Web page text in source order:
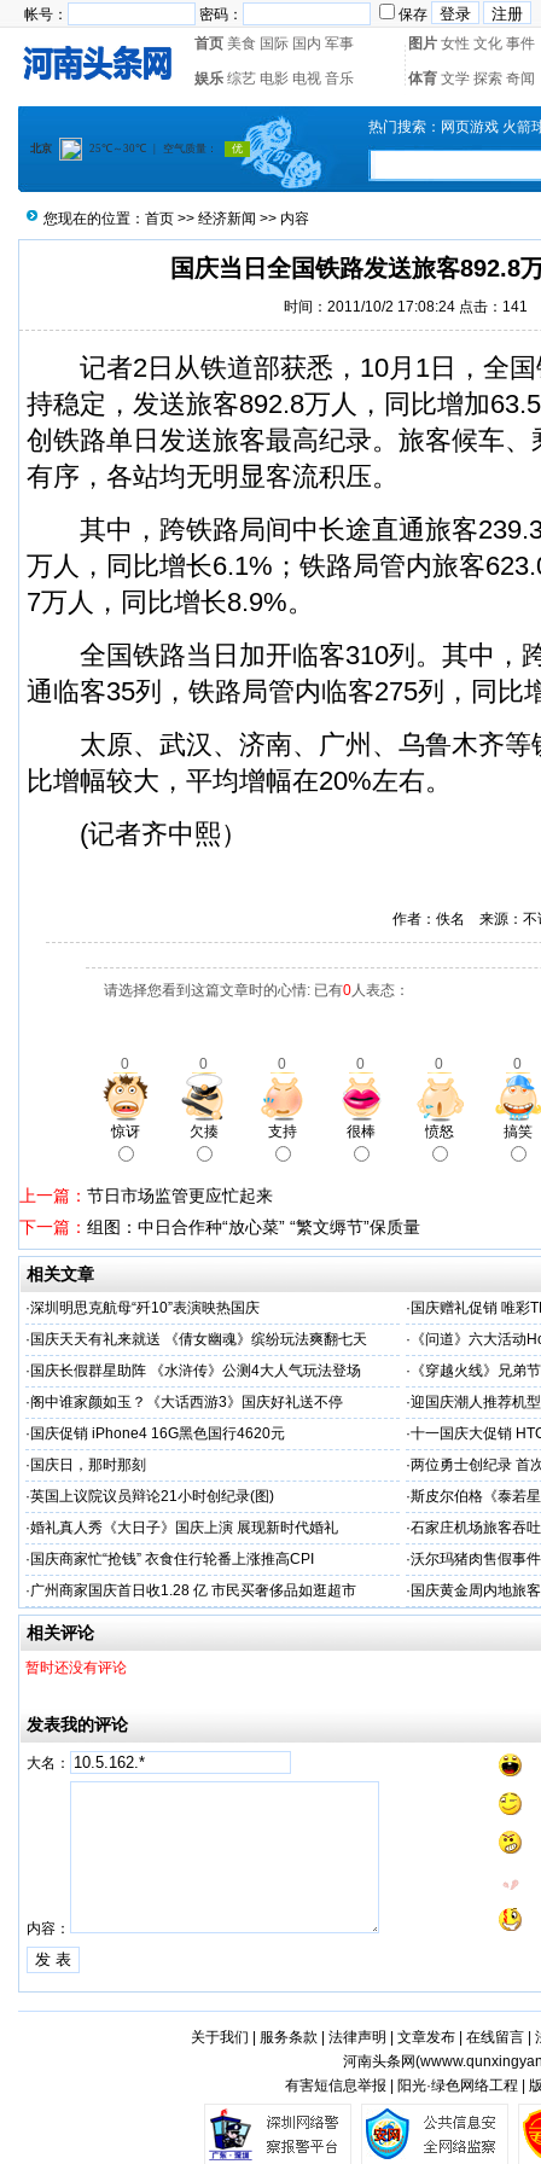
帐号： 密码：
保存
首页 美食 国际 国内 军事 图片 女性 文化 事件
娱乐 综艺 电影 电视 音乐 体育 文学 探索 奇闻
热门搜索： 网页游戏 火箭
您现在的位置： 首页 >> 经济新闻 >> 内容
国庆当日全国铁路发送旅客892.8
时间：2011/10/2 17:08:24 点击： 141
记者2日从铁道部获悉，10月1日，全国
持稳定，发送旅客892.8万人，同比增加
创铁路单日发送旅客最高纪录。旅客候车
有序，各站均无明显客流积压。
其中，跨铁路局间中长途直通旅客
万人，同比增长6.1%；铁路局管内旅客
7万人，同比增长8.9%。
全国铁路当日加开临客310列。其中，
通临客35列，铁路局管内临客275列，同比
太原、武汉、济南、广州、乌鲁木齐等
比增幅较大，平均增幅在20%左右。
(记者齐中熙）
作者：佚名 来源：
请选择您看到这篇文章时的心情: 已有0人表态：
0 0 0 0 0 0
惊讶 欠揍 支持 很棒 愤怒 搞笑
上一篇： 节日市场监管更应忙起来
下一篇： 组图：中日合作种“放心菜” “繁文缛节”保质量
相关文章
·深圳明思克航母“歼10”表演映热国庆 · 国庆赠礼促销 唯彩
· 国庆天天有礼来就送 《倩女幽魂》缤纷玩法爽翻七天 · 《问道》六大活动
· 国庆长假群星助阵 《水浒传》公测4大人气玩法登场 · 《穿越火线》兄弟
·阁中谁家颜如玉？《大话西游3》国庆好礼送不停 ·迎国庆潮人推荐机
· 国庆促销 iPhone4 16G黑色国行4620元 ·十一国庆大促销
· 国庆日，那时那刻 ·两位勇士创纪录 首
·英国上议院议员辩论21小时创纪录(图) ·斯皮尔伯格《泰若
·婚礼真人秀《大日子》国庆上演 展现新时代婚礼 ·石家庄机场旅客吞
· 国庆商家忙“抢钱” 衣食住行轮番上涨推高CPI ·沃尔玛猪肉售假事
·广州商家国庆首日收1.28 亿 市民买奢侈品如逛超市 · 国庆黄金周内地旅
相关评论
暂时还没有评论
发表我的评论
大名：
内容：
关于我们 服务条款 法律声明 文章发布| 在线留言|
河南头条网(
有害短信息举报 | 阳光·绿色网络工程 |